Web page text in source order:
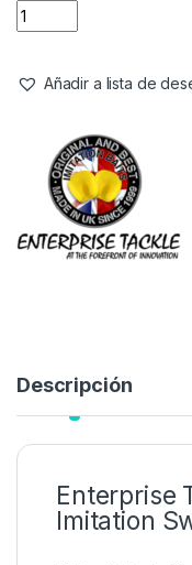
Stock:
hoy en día, y comenzó
3,50€